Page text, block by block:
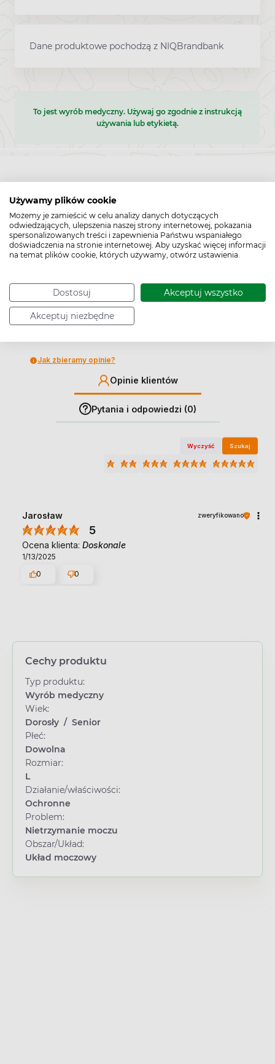
Używamy plików cookie
Możemy je zamieścić w celu analizy danych dotyczących
odwiedzających, ulepszenia naszej strony internetowej, pokazania
spersonalizowanych treści i zapewnienia Państwu wspaniałego
doświadczenia na stronie internetowej. Aby uzyskać więcej informacji
na temat plików cookie, których używamy, otwórz ustawienia.
Dostosuj Akceptuj wszystko
Akceptuj niezbędne
Dane produktowe pochodzą z NIQBrandbank
To jest wyrób medyczny. Używaj go zgodnie z instrukcją
używania lub etykietą.
5.0
1opinii klientów
5
4
3
1 0%
Jak zbieramy opinie?
Opinie klientów
Pytania i odpowiedzi (0)
Wyczyść Szukaj
Jarosław zweryfikowano
5
Ocena klienta: Doskonale
1/13/2025
0
0
Cechy produktu
Typ produktu:
Wyrób medyczny
Wiek:
Dorosły / Senior
Płeć:
Dowolna
Rozmiar:
L
Działanie/właściwości:
Ochronne
Problem:
Nietrzymanie moczu
Obszar/Układ:
Układ moczowy